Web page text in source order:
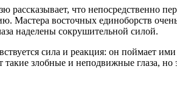
что непосредственно
Мастера восточных единоборств
наделены сокрушительной силой.
сила и реакция: он поймает
такие злобные и неподвижные глаза,